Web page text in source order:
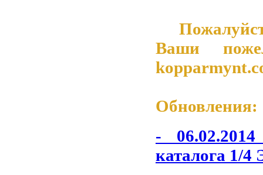
Ваши
Обновления:
-
каталога 1/4